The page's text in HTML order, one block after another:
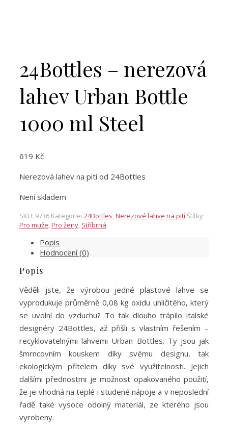
24Bottles – nerezová
lahev Urban Bottle
1000 ml Steel
619 Kč
Nerezová lahev na pití od 24Bottles
Není skladem
SKU: 9736 Kategorie: 24Bottles Nerezové lahve na pití Štítky:
Pro muže Pro ženy Stříbrná
Popis
Hodnocení (0)
Popis
Věděli jste, že výrobou jedné plastové lahve se
vyprodukuje průměrně 0,08 kg oxidu uhličitého, který
se uvolní do vzduchu? To tak dlouho trápilo italské
designéry 24Bottles, až přišli s vlastním řešením –
recyklovatelnými lahvemi Urban Bottles. Ty jsou jak
šmrncovním kouskem díky svému designu, tak
ekologickým přítelem díky své využitelnosti. Jejich
dalšími přednostmi je možnost opakovaného použití,
že je vhodná na teplé i studené nápoje a v neposlední
řadě také vysoce odolný materiál, ze kterého jsou
vyrobeny.